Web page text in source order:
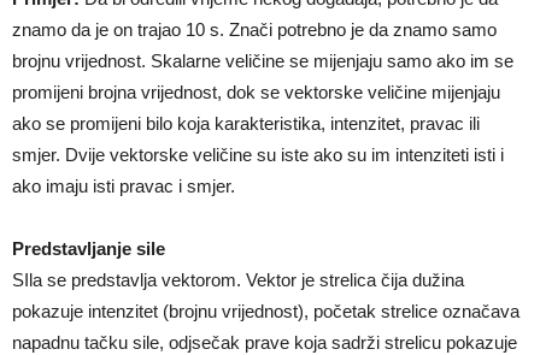
znamo da je on trajao 10 s. Znači potrebno je da znamo samo
brojnu vrijednost. Skalarne veličine se mijenjaju samo ako im se
promijeni brojna vrijednost, dok se vektorske veličine mijenjaju
ako se promijeni bilo koja karakteristika, intenzitet, pravac ili
smjer. Dvije vektorske veličine su iste ako su im intenziteti isti i
ako imaju isti pravac i smjer.
Predstavljanje sile
SIla se predstavlja vektorom. Vektor je strelica čija dužina
pokazuje intenzitet (brojnu vrijednost), početak strelice označava
napadnu tačku sile, odjsečak prave koja sadrži strelicu pokazuje